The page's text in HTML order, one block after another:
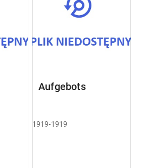
Aufgebots
1919-1919